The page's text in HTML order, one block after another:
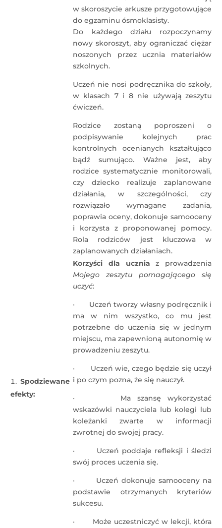
w skoroszycie arkusze przygotowujące
do egzaminu ósmoklasisty.
Do każdego działu rozpoczynamy
nowy skoroszyt, aby ograniczać ciężar
noszonych przez ucznia materiałów
szkolnych.
Uczeń nie nosi podręcznika do szkoły,
w klasach 7 i 8 nie używają zeszytu
ćwiczeń.
Rodzice zostaną poproszeni o
podpisywanie kolejnych prac
kontrolnych ocenianych kształtująco
bądź sumująco. Ważne jest, aby
rodzice systematycznie monitorowali,
czy dziecko realizuje zaplanowane
działania, w szczególności, czy
rozwiązało wymagane zadania,
poprawia oceny, dokonuje samooceny
i korzysta z proponowanej pomocy.
Rola rodziców jest kluczowa w
zaplanowanych działaniach.
Spodziewane
efekty:
Korzyści dla ucznia z prowadzenia
Mojego zeszytu pomagającego się
uczyć:
· Uczeń tworzy własny podręcznik i
ma w nim wszystko, co mu jest
potrzebne do uczenia się w jednym
miejscu, ma zapewnioną autonomię w
prowadzeniu zeszytu.
· Uczeń wie, czego będzie się uczył
i po czym pozna, że się nauczył.
· Ma szansę wykorzystać
wskazówki nauczyciela lub kolegi lub
koleżanki zwarte w informacji
zwrotnej do swojej pracy.
· Uczeń poddaje refleksji i śledzi
swój proces uczenia się.
· Uczeń dokonuje samooceny na
podstawie otrzymanych kryteriów
sukcesu.
· Może uczestniczyć w lekcji, która